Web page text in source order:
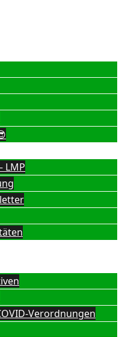
LMP
Verordnungen